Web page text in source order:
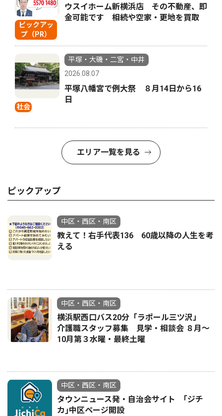
ピックアッ
プ（PR）
ウスイホーム新横浜店 その不動産、即
金可能です 相続や空家・更地を買取
社会
平塚・大磯・二宮・中井
2026.08.07
平塚八幡宮で例大祭 ８月14日から16
日
エリア一覧を見る
ピックアップ
中区・西区・南区
教えて！右手代表136 60歳以降の人生を考
える
中区・西区・南区
横浜駅西口バス20分「ラポール三ツ沢」
介護職スタッフ募集 見学・相談会 ８月〜
10月第３水曜・最終土曜
中区・西区・南区
タウンニュース発・自治会サイト ｢ジチ
カ｣中区ページ開設